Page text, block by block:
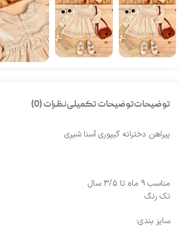
توضیحاتتوضیحات تکمیلینظرات (0)
پیراهن دخترانه گیپوری آسنا شیری
مناسب ۹ ماه تا ۳/۵ سال
تک رنگ
سایز بندی: